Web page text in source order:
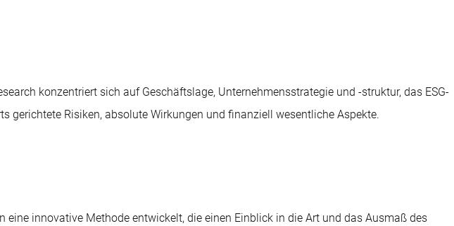
konzentriert sich auf Geschäftslage, Unternehmensstrategie und -struktur, das ESG-
Risiken, absolute Wirkungen und finanziell wesentliche Aspekte.
innovative Methode entwickelt, die einen Einblick in die Art und das Ausmaß des